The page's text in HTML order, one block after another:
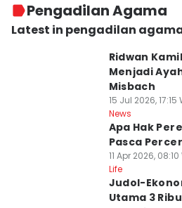
Pengadilan Agama
Latest in pengadilan
Ridwan
Menjadi
Misbach
15 Jul 2026, 17:15
News
Apa Hak
Pasca
11 Apr 2026, 08:10
Life
Judol-
Utama 3